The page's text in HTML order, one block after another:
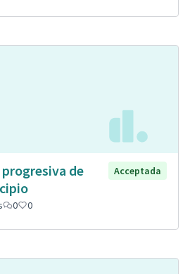
de
Acceptada
0 0